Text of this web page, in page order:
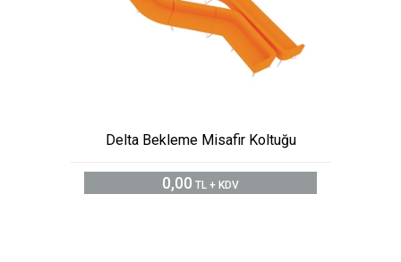
Delta Bekleme Misafir Koltuğu
0,00 TL + KDV